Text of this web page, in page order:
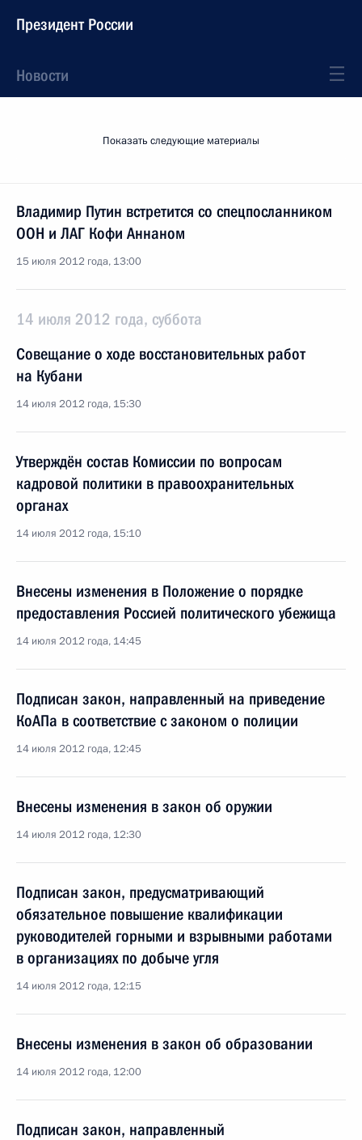
Президент России
Новости
Показать следующие материалы
Владимир Путин встретится со спецпосланником
ООН и ЛАГ Кофи Аннаном
15 июля 2012 года, 13:00
14 июля 2012 года, суббота
Совещание о ходе восстановительных работ
на Кубани
14 июля 2012 года, 15:30
Утверждён состав Комиссии по вопросам
кадровой политики в правоохранительных
органах
14 июля 2012 года, 15:10
Внесены изменения в Положение о порядке
предоставления Россией политического убежища
14 июля 2012 года, 14:45
Подписан закон, направленный на приведение
КоАПа в соответствие с законом о полиции
14 июля 2012 года, 12:45
Внесены изменения в закон об оружии
14 июля 2012 года, 12:30
Подписан закон, предусматривающий
обязательное повышение квалификации
руководителей горными и взрывными работами
в организациях по добыче угля
14 июля 2012 года, 12:15
Внесены изменения в закон об образовании
14 июля 2012 года, 12:00
Подписан закон, направленный